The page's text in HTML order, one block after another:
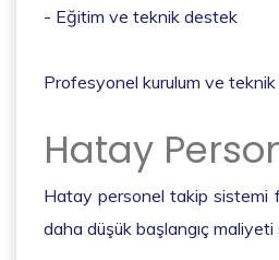
- Eğitim ve teknik destek
Profesyonel kurulum ve teknik
Hatay
Hatay personel takip sistemi
daha düşük başlangıç